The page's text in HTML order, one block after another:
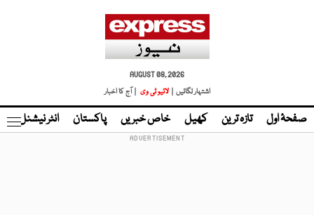
AUGUST 08, 2026
اشتہار لگائیں |
لائیو ٹی وی | آج کا اخبار
صفحۂ اول تازہ ترین کھیل خاص خبریں پاکستان انٹر نیشنل